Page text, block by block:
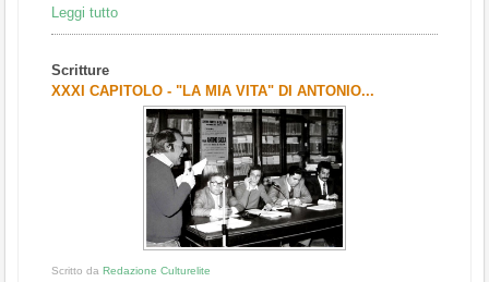
Leggi tutto
Scritture
XXXI CAPITOLO - "LA MIA VITA" DI ANTONIO...
Scritto da Redazione Culturelite